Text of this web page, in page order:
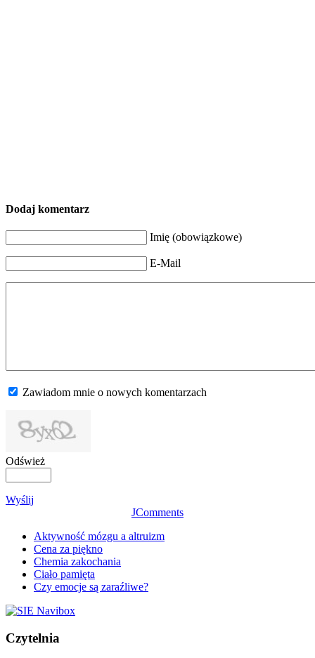
Dodaj komentarz
Imię (obowiązkowe)
E-Mail
Zawiadom mnie o nowych komentarzach
Odśwież
Wyślij
JComments
Aktywność mózgu a altruizm
Cena za piękno
Chemia zakochania
Ciało pamięta
Czy emocje są zaraźliwe?
Czytelnia